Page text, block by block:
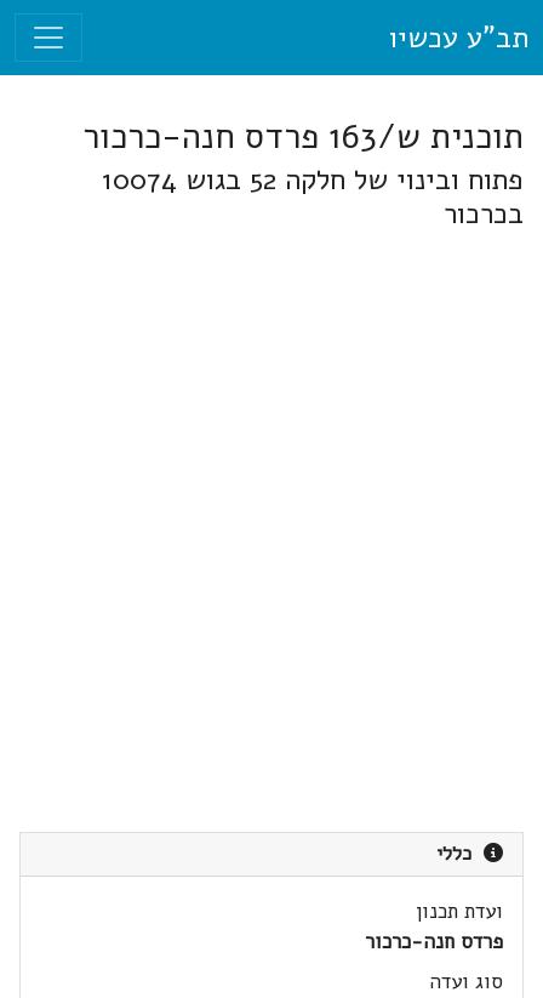
תב"ע עכשיו
תוכנית ש/163 פרדס חנה-כרכור
פתוח ובינוי של חלקה 52 בגוש 10074
בכרכור
כללי
ועדת תכנון
פרדס חנה-כרכור
סוג ועדה